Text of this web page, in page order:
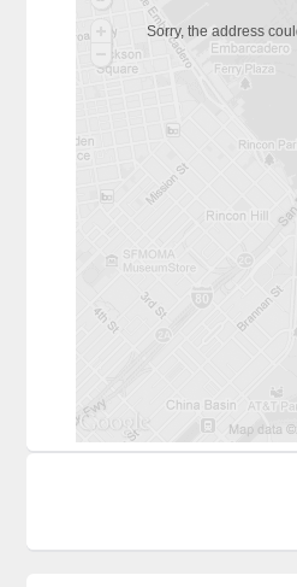
Sorry, the address